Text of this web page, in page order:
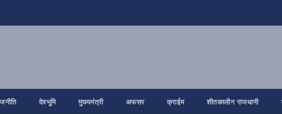
देवभूमि मुख्यमंत्री अफसर क्राईम शीतकालीन राजधानी